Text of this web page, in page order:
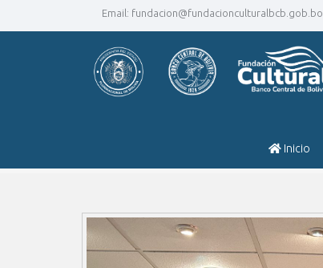
Email: fundacion@fundacionculturalbcb.gob.bo
Inicio